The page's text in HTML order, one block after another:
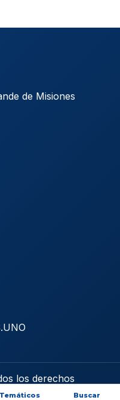
de Misiones
los derechos
Temáticos Buscar